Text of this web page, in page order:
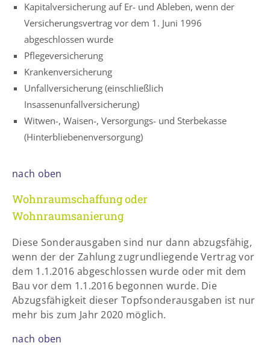
Kapitalversicherung auf Er- und Ableben, wenn der
Versicherungsvertrag vor dem 1. Juni 1996
abgeschlossen wurde
Pflegeversicherung
Krankenversicherung
Unfallversicherung (einschließlich
Insassenunfallversicherung)
Witwen-, Waisen-, Versorgungs- und Sterbekasse
(Hinterbliebenenversorgung)
nach oben
Wohnraumschaffung oder
Wohnraumsanierung
Diese Sonderausgaben sind nur dann abzugsfähig,
wenn der der Zahlung zugrundliegende Vertrag vor
dem 1.1.2016 abgeschlossen wurde oder mit dem
Bau vor dem 1.1.2016 begonnen wurde. Die
Abzugsfähigkeit dieser Topfsonderausgaben ist nur
mehr bis zum Jahr 2020 möglich.
nach oben